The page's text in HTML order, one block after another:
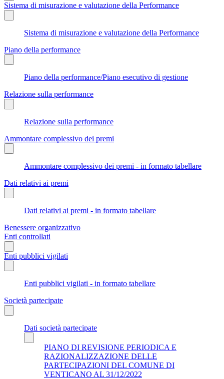
Sistema di misurazione e valutazione della Performance
Sistema di misurazione e valutazione della Performance
Piano della performance
Piano della performance/Piano esecutivo di gestione
Relazione sulla performance
Relazione sulla performance
Ammontare complessivo dei premi
Ammontare complessivo dei premi - in formato tabellare
Dati relativi ai premi
Dati relativi ai premi - in formato tabellare
Benessere organizzativo
Enti controllati
Enti pubblici vigilati
Enti pubblici vigilati - in formato tabellare
Società partecipate
Dati società partecipate
PIANO DI REVISIONE PERIODICA E
RAZIONALIZZAZIONE DELLE
PARTECIPAZIONI DEL COMUNE DI
VENTICANO AL 31/12/2022